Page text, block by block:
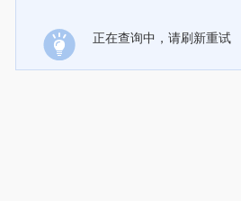
正在查询中，请刷新重试